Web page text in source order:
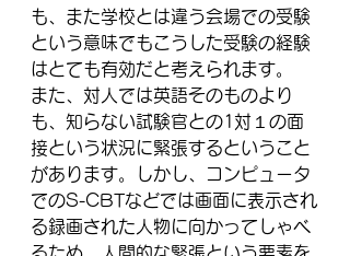
も、また学校とは違う会場での受験
という意味でもこうした受験の経験
はとても有効だと考えられます。
また、対人では英語そのものより
も、知らない試験官との1対１の面
接という状況に緊張するということ
があります。しかし、コンピュータ
でのS-CBTなどでは画面に表示され
る録画された人物に向かってしゃべ